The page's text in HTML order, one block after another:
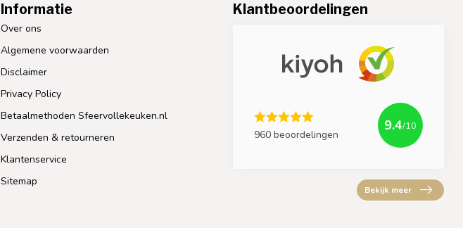
Informatie
Over ons
Algemene voorwaarden
Disclaimer
Privacy Policy
Betaalmethoden Sfeervollekeuken.nl
Verzenden & retourneren
Klantenservice
Sitemap
Klantbeoordelingen
960 beoordelingen
9.4/10
Bekijk meer